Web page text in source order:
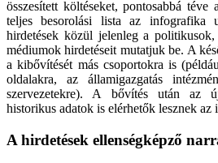
összesített költéseket, pontosabbá téve
teljes besorolási lista az infografika
hirdetések közül jelenleg a
médiumok hirdetéseit mutatjuk be. A
a kibővítését más csoportokra is
oldalakra, az államigazgatás
szervezetekre). A bővítés után az
historikus adatok is elérhetők lesznek az
A hirdetések ellenségképző